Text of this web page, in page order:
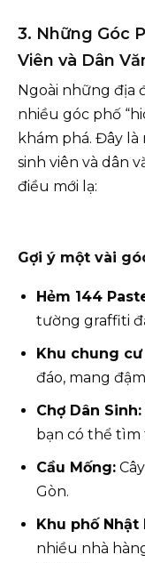
3. Những Góc
Viên và Dân
Ngoài những địa
nhiều góc phố
khám phá. Đây
sinh viên và dân
điều mới lạ:
Gợi ý một vài
Hẻm 144
tường graffiti
Khu chung
đáo, mang
Chợ Dân Sinh:
bạn có thể tìm
Cầu Mống:
Gòn.
Khu phố Nhật
nhiều nhà